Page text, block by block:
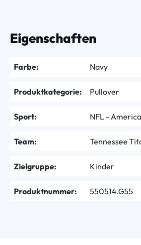
Eigenschaften
Farbe: Navy
Produktkategorie: Pullover
Sport: NFL -
Team: Tennessee
Zielgruppe: Kinder
Produktnummer: 550514.G55